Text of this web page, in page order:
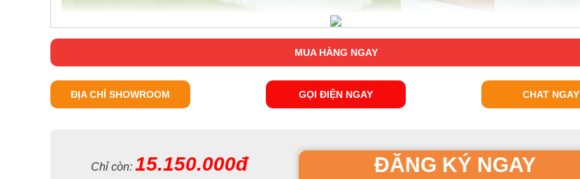
MUA HÀNG NGAY
ĐỊA CHỈ SHOWROOM GỌI ĐIỆN NGAY CHAT NGAY
Chỉ còn: 15.150.000đ ĐĂNG KÝ NGAY